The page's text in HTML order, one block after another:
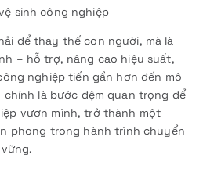
sinh công nghiệp
để thay thế con người, mà là
– hỗ trợ, nâng cao hiệu suất,
nghiệp tiến gần hơn đến mô
chính là bước đệm quan trọng để
vươn mình, trở thành một
phong trong hành trình chuyển